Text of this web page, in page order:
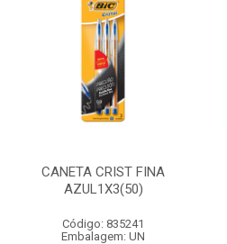
CANETA CRIST FINA
AZUL1X3(50)
Código: 835241
Embalagem: UN